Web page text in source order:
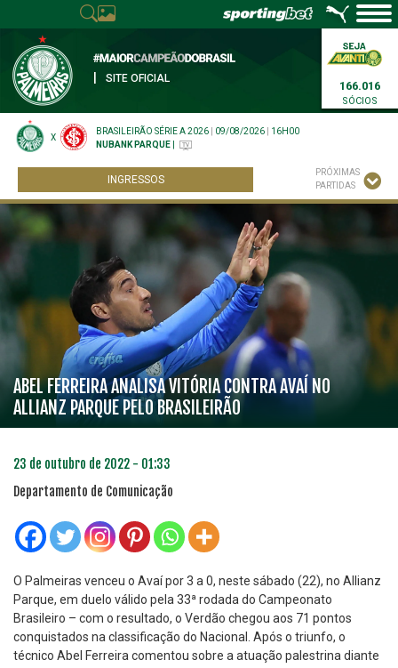
SITE OFICIAL
166.016
SÓCIOS
X
BRASILEIRÃO SÉRIE A 2026 09/08/2026
16H00
NUBANK PARQUE
INGRESSOS
PRÓXIMAS
PARTIDAS
ABEL FERREIRA ANALISA VITÓRIA CONTRA AVAÍ NO
ALLIANZ PARQUE PELO BRASILEIRÃO
23 de outubro de 2022 - 01:33
Departamento de Comunicação
O Palmeiras venceu o Avaí por 3 a 0, neste sábado (22), no Allianz
Parque, em duelo válido pela 33ª rodada do Campeonato
Brasileiro – com o resultado, o Verdão chegou aos 71 pontos
conquistados na classificação do Nacional. Após o triunfo, o
técnico Abel Ferreira comentou sobre a atuação palestrina diante